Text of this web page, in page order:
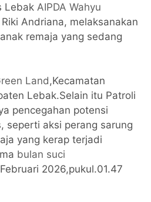
Lebak AIPDA Wahyu
Riki Andriana, melaksanakan
remaja yang sedang
Land,Kecamatan
Lebak.Selain itu Patroli
pencegahan potensi
, seperti aksi perang sarung
yang kerap terjadi
bulan suci
2026,pukul.01.47